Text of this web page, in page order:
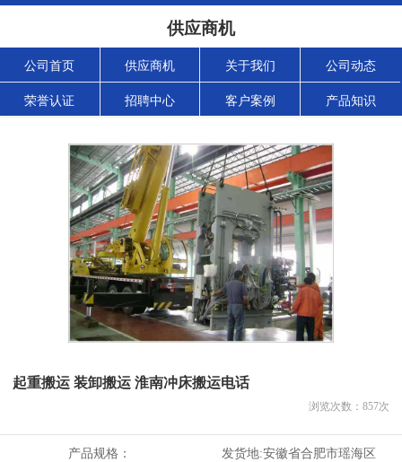
供应商机
公司首页 供应商机 关于我们 公司动态
荣誉认证 招聘中心 客户案例 产品知识
起重搬运 装卸搬运 淮南冲床搬运电话
浏览次数： 857次
产品规格： 发货地:安徽省合肥市瑶海区